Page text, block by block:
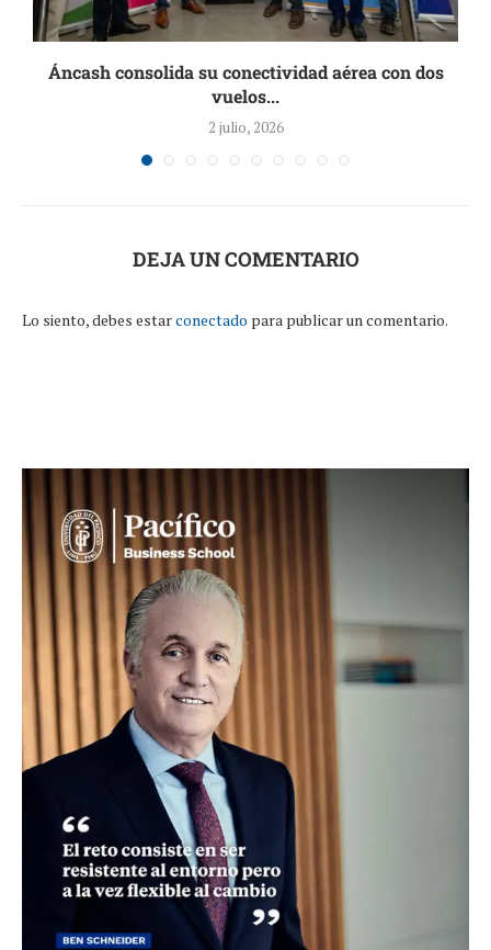
Áncash consolida su conectividad aérea con dos
vuelos...
2 julio, 2026
DEJA UN COMENTARIO
Lo siento, debes estarconectado para publicar un comentario.